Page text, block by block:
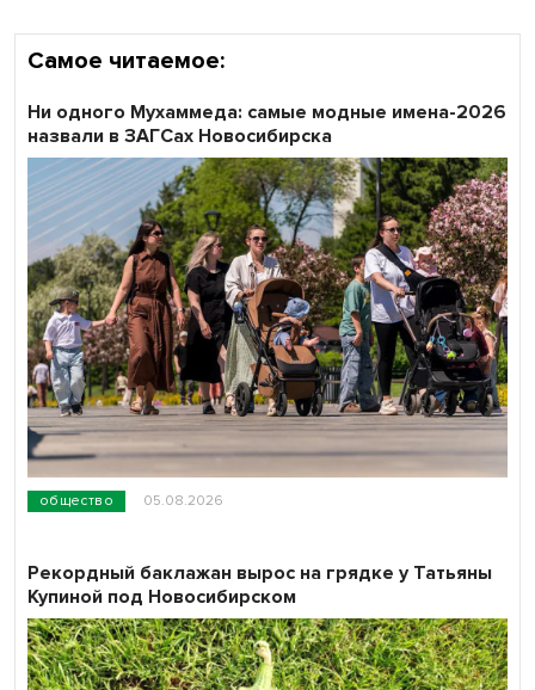
Самое читаемое:
общество 05.08.2026
Ни одного Мухаммеда: самые модные имена-2026
назвали в ЗАГСах Новосибирска
Рекордный баклажан вырос на грядке у Татьяны
Купиной под Новосибирском